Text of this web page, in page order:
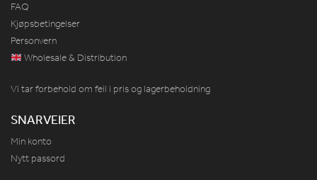
FAQ
Kjøpsbetingelser
Personvern
Wholesale & Distribution
Vi tar forbehold om feil i pris og lagerbeholdning
SNARVEIER
Min konto
Nytt passord